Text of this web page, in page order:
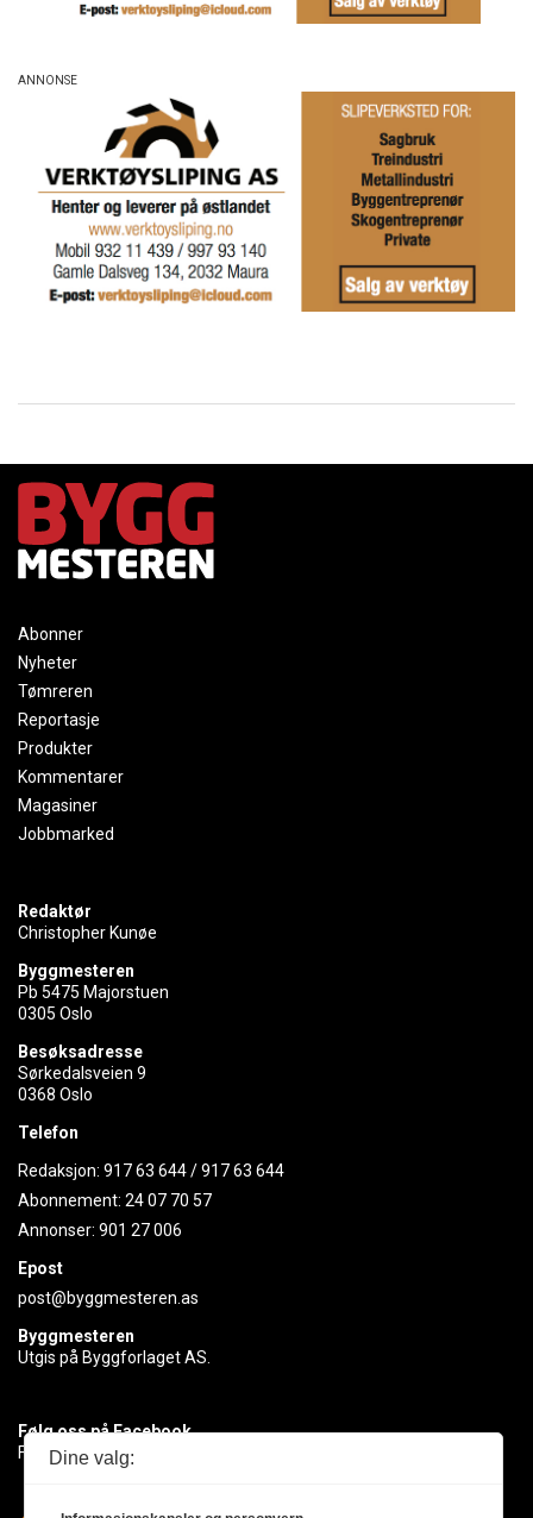
Abonner
Nyheter
Tømreren
Reportasje
Produkter
Kommentarer
Magasiner
Jobbmarked
Redaktør
Christopher Kunøe
Byggmesteren
Pb 5475 Majorstuen
0305 Oslo
Besøksadresse
Sørkedalsveien 9
0368 Oslo
Telefon
Redaksjon: 917 63 644/917 63 644
Abonnement: 24 07 70 57
Annonser: 901 27 006
Epost
post@byggmesteren.as
Byggmesteren
Utgis på Byggforlaget AS.
Følg oss på Facebook
Få med deg det siste innen byggebransjen
Dine valg: